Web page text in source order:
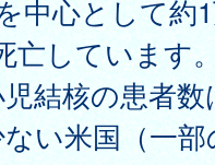
中心として約
亡しています
結核の患者数
い米国（一